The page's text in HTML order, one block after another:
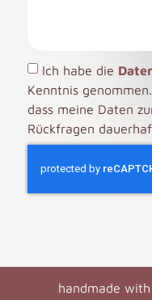
Ich habe die
Kenntnis
dass meine Daten
Rückfragen
handmade